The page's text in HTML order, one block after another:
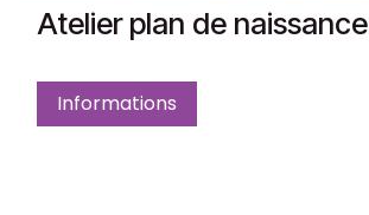
Atelier plan de naissance
Informations